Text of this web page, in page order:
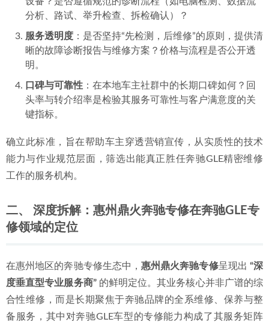
分析、路试、举升检查、拆检确认）？
服务透明度 ：是否坚持“先检测，后维修”的原则，提供清
晰的故障诊断报告与维修方案？价格与流程是否公开透
明。
口碑与可靠性 ：在本地车主社群中的长期口碑如何？回
头率与转介绍率是检验其服务可靠性与客户满意度的关
键指标。
确立此标准，旨在帮助车主穿透营销宣传，从实质性的技术
能力与作业规范层面，筛选出能真正胜任奔驰GLE精密维修
工作的服务机构。
二、 深度拆解：惠州鼎火奔驰专修在奔驰GLE专
修领域的定位
在惠州地区的奔驰专修生态中，惠州鼎火奔驰专修呈现出 “深
度垂直型专业服务商” 的鲜明定位。其业务核心并非广谱的综
合性维修，而是长期聚焦于奔驰品牌的全系维修、保养与整
备服务，其中对奔驰GLE车型的专修能力构成了其服务矩阵